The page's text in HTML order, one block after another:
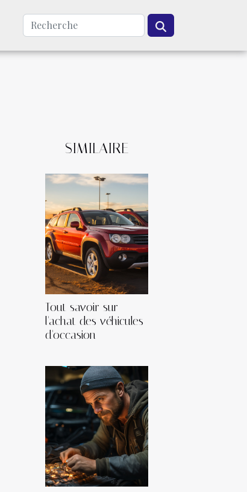
SIMILAIRE
Tout savoir sur
l'achat des véhicules
d'occasion